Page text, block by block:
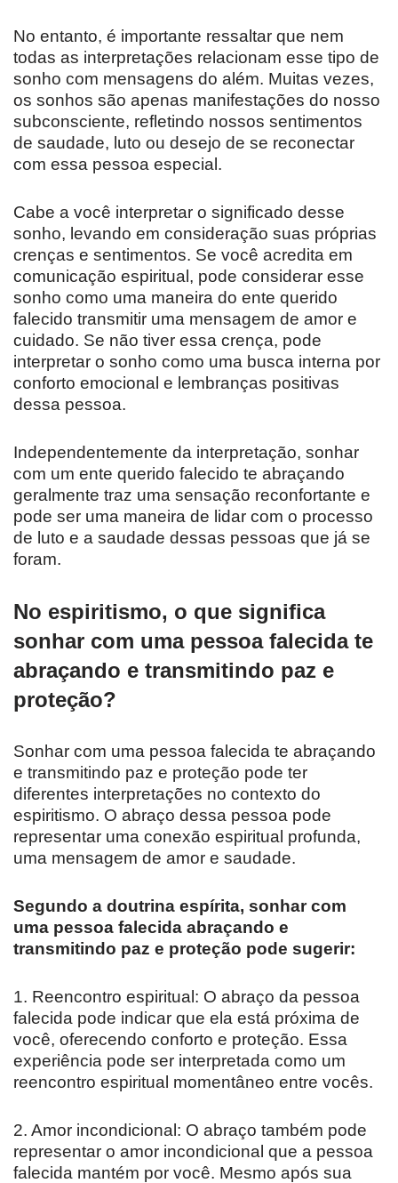
No entanto, é importante ressaltar que nem
todas as interpretações relacionam esse tipo de
sonho com mensagens do além. Muitas vezes,
os sonhos são apenas manifestações do nosso
subconsciente, refletindo nossos sentimentos
de saudade, luto ou desejo de se reconectar
com essa pessoa especial.
Cabe a você interpretar o significado desse
sonho, levando em consideração suas próprias
crenças e sentimentos. Se você acredita em
comunicação espiritual, pode considerar esse
sonho como uma maneira do ente querido
falecido transmitir uma mensagem de amor e
cuidado. Se não tiver essa crença, pode
interpretar o sonho como uma busca interna por
conforto emocional e lembranças positivas
dessa pessoa.
Independentemente da interpretação, sonhar
com um ente querido falecido te abraçando
geralmente traz uma sensação reconfortante e
pode ser uma maneira de lidar com o processo
de luto e a saudade dessas pessoas que já se
foram.
No espiritismo, o que significa
sonhar com uma pessoa falecida te
abraçando e transmitindo paz e
proteção?
Sonhar com uma pessoa falecida te abraçando
e transmitindo paz e proteção pode ter
diferentes interpretações no contexto do
espiritismo. O abraço dessa pessoa pode
representar uma conexão espiritual profunda,
uma mensagem de amor e saudade.
Segundo a doutrina espírita, sonhar com
uma pessoa falecida abraçando e
transmitindo paz e proteção pode sugerir:
1. Reencontro espiritual: O abraço da pessoa
falecida pode indicar que ela está próxima de
você, oferecendo conforto e proteção. Essa
experiência pode ser interpretada como um
reencontro espiritual momentâneo entre vocês.
2. Amor incondicional: O abraço também pode
representar o amor incondicional que a pessoa
falecida mantém por você. Mesmo após sua